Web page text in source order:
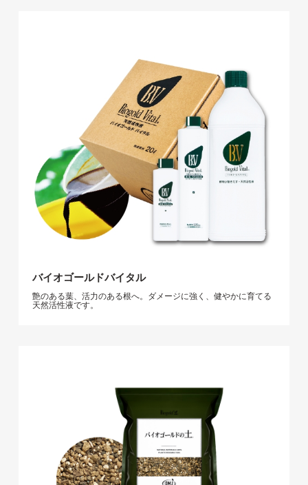
バイオゴールドバイタル
艶のある葉、活力のある根へ。ダメージに強く、健やかに育てる
天然活性液です。